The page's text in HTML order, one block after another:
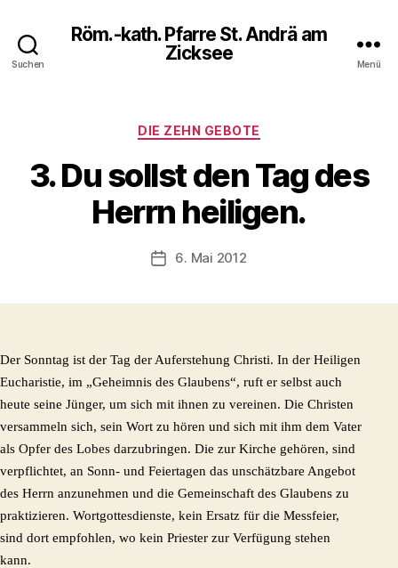
Suchen
Röm.-kath. Pfarre St. Andrä am
Zicksee
Menü
Kategorien
DIE ZEHN GEBOTE
3. Du sollst den Tag des
Herrn heiligen.
Veröffentlichungsdatum
6. Mai 2012
Der Sonntag ist der Tag der Auferstehung Christi. In der Heiligen
Eucharistie, im „Geheimnis des Glaubens“, ruft er selbst auch
heute seine Jünger, um sich mit ihnen zu vereinen. Die Christen
versammeln sich, sein Wort zu hören und sich mit ihm dem Vater
als Opfer des Lobes darzubringen. Die zur Kirche gehören, sind
verpflichtet, an Sonn- und Feiertagen das unschätzbare Angebot
des Herrn anzunehmen und die Gemeinschaft des Glaubens zu
praktizieren. Wortgottesdienste, kein Ersatz für die Messfeier,
sind dort empfohlen, wo kein Priester zur Verfügung stehen
kann.